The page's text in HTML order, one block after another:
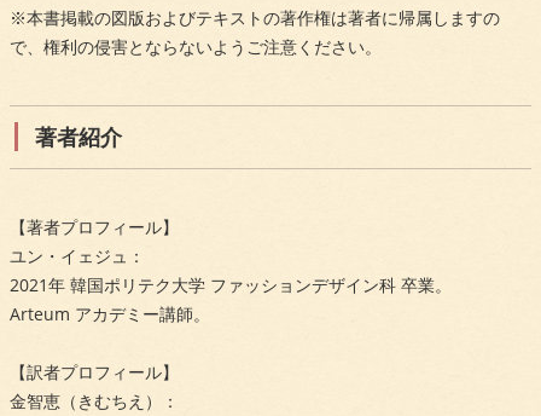
※本書掲載の図版およびテキストの著作権は著者に帰属しますの
で、権利の侵害とならないようご注意ください。
著者紹介
【著者プロフィール】
ユン・イェジュ：
2021年 韓国ポリテク大学 ファッションデザイン科 卒業。
Arteum アカデミー講師。
【訳者プロフィール】
金智恵（きむちえ）：